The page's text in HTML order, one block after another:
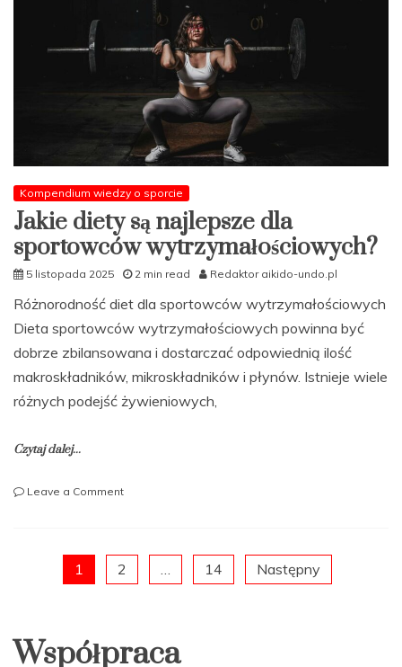
Kompendium wiedzy o sporcie
Jakie diety są najlepsze dla
sportowców wytrzymałościowych?
5 listopada 2025 2 min read Redaktor aikido-undo.pl
Różnorodność diet dla sportowców wytrzymałościowych
Dieta sportowców wytrzymałościowych powinna być
dobrze zbilansowana i dostarczać odpowiednią ilość
makroskładników, mikroskładników i płynów. Istnieje wiele
różnych podejść żywieniowych,
Czytaj dalej...
Leave a Commenton
najlepsze
dla
Nawigacja
1 2 … 14 Następny
Współpraca